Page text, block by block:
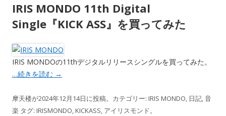
IRIS MONDO 11th Digital
Single『KICK ASS』を買ってみた
IRIS MONDOの11thデジタルリリースシングルを買ってみた。
…続きを読む →
摩天楼が2024年12月14日に投稿。カテゴリー: IRIS MONDO, 日記,音
楽 タグ: IRISMONDO,KICKASS, アイリスモンド。